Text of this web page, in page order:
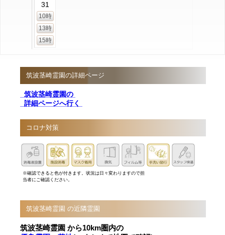
31
10時
13時
15時
筑波茎崎霊園の詳細ページ
筑波茎崎霊園の
詳細ページへ行く
コロナ対策
※確認できると色が付きます。状況は日々変わりますので担
当者にご確認ください。
筑波茎崎霊園 の近隣霊園
筑波茎崎霊園 から10km圏内の